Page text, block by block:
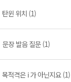
탄윈 위치 (1)
문장 발음 질문 (1)
목적격은 i 가 아닌지요 (1)